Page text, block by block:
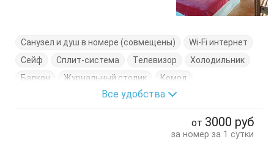
Санузел и душ в номере (совмещены)
Wi-Fi интернет
Сейф
Сплит-система Телевизор
Холодильник
Балкон
Журнальный столик
Комод
Кровати двуспальные
Кровати односпальные
Все удобства
от 3000 руб
за номер за 1 сутки